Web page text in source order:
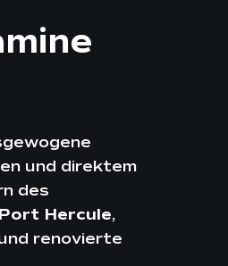
und direktem
des
Hercule,
renovierte